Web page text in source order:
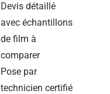
Devis détaillé
avec échantillons
de film à
comparer
Pose par
technicien certifié